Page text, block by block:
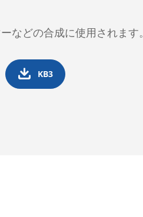
などの合成に使用されます。
 KB3